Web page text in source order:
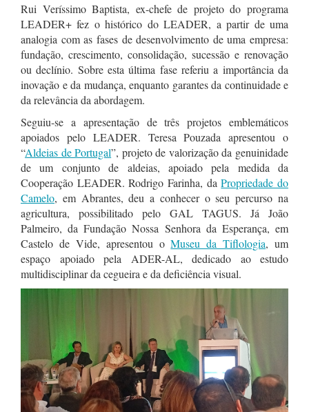
Rui Veríssimo Baptista, ex-chefe de projeto do programa
LEADER+ fez o histórico do LEADER, a partir de uma
analogia com as fases de desenvolvimento de uma empresa:
fundação, crescimento, consolidação, sucessão e renovação
ou declínio. Sobre esta última fase referiu a importância da
inovação e da mudança, enquanto garantes da continuidade e
da relevância da abordagem.
Seguiu-se a apresentação de três projetos emblemáticos
apoiados pelo LEADER. Teresa Pouzada apresentou o
“Aldeias de Portugal”, projeto de valorização da genuinidade
de um conjunto de aldeias, apoiado pela medida da
Cooperação LEADER. Rodrigo Farinha, daPropriedade do
Camelo, em Abrantes, deu a conhecer o seu percurso na
agricultura, possibilitado pelo GAL TAGUS. Já João
Palmeiro, da Fundação Nossa Senhora da Esperança, em
Castelo de Vide, apresentou oMuseu da Tiflologia, um
espaço apoiado pela ADER-AL, dedicado ao estudo
multidisciplinar da cegueira e da deficiência visual.